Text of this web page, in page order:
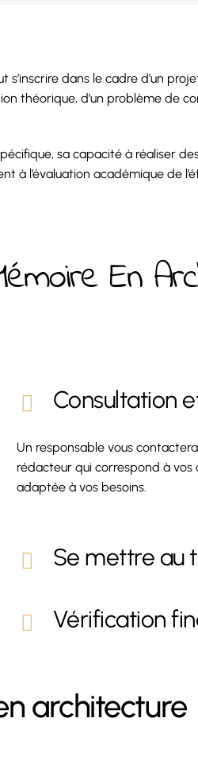
dans le cadre d’un
théorique, d’un problème de
sa capacité à réaliser
l’évaluation académique de
En
Consultation
Un responsable vous
rédacteur qui correspond à vos
adaptée à vos besoins.
Se mettre au
Vérification
architecture